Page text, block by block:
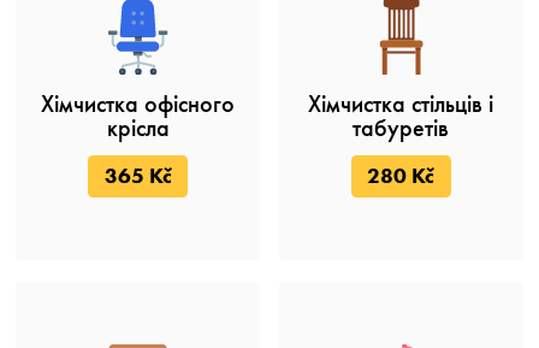
Хімчистка офісного
крісла
365 Kč
Хімчистка стільців і
табуретів
280 Kč